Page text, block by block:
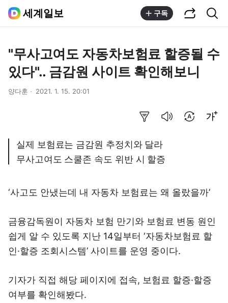
세계일보 구독
"무사고여도 자동차보험료 할증될 수
있다".. 금감원 사이트 확인해보니
양다훈 2021. 1. 15. 20:01
실제 보험료는 금감원 추정치와 달라
무사고여도 스쿨존 속도 위반 시 할증
‘사고도 안냈는데 내 자동차 보험료는 왜 올랐을까’
금융감독원이 자동차 보험 만기와 보험료 변동 원인
쉽게 알 수 있도록 지난 14일부터 ‘자동차보험료 할
인·할증 조회시스템’ 사이트를 운영 중이다.
기자가 직접 해당 페이지에 접속, 보험료 할증·할증
여부를 확인해봤다.